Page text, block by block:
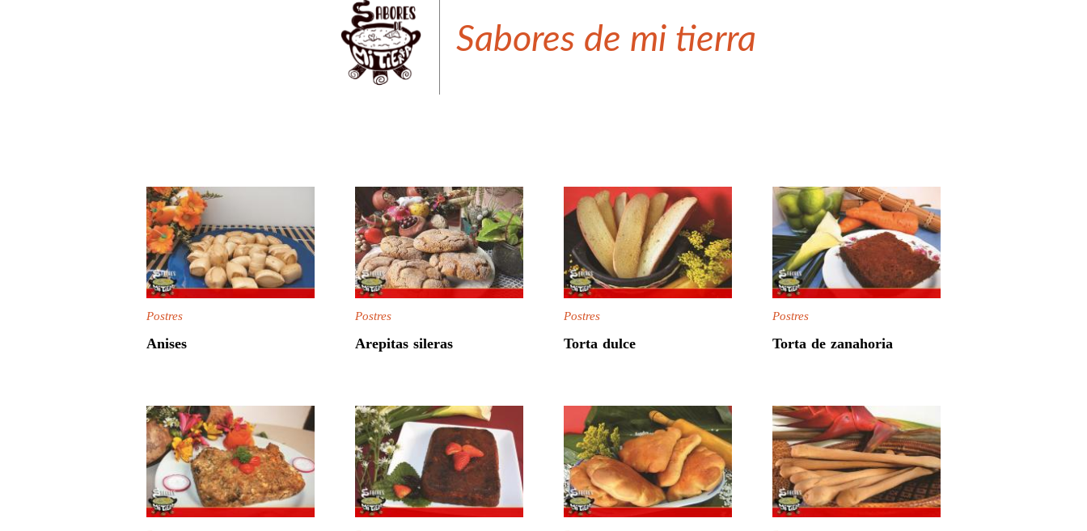
Sabores de mi tierra
Postres
Anises
Postres
Arepitas sileras
Postres
Torta dulce
Postres
Torta de zanahoria